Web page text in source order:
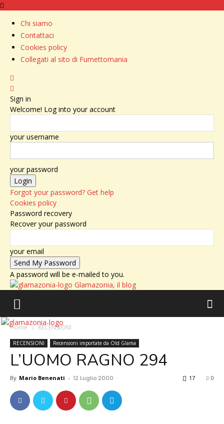
Chi siamo
Contattaci
Cookies policy
Collegati al sito di Fumettomania
Sign in
Welcome! Log into your account
your username
your password
Forgot your password? Get help
Cookies policy
Password recovery
Recover your password
your email
A password will be e-mailed to you.
Glamazonia, il blog
Home RECENSIONI
RECENSIONI Recensioni importate da Old Glama
L’UOMO RAGNO 294
By Mario Benenati - 12 Luglio 2000 0
17